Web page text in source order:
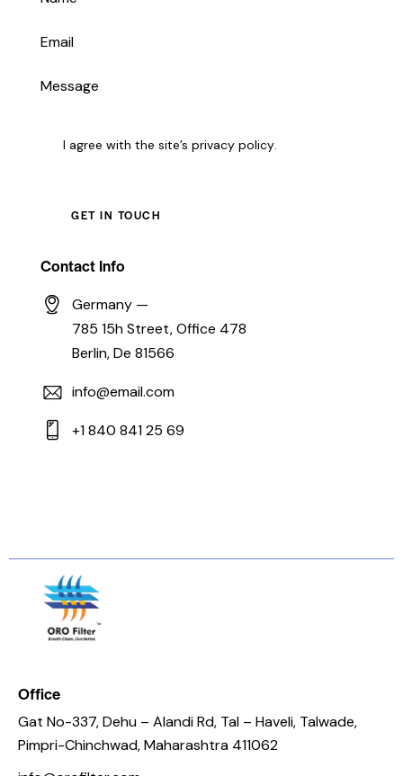
I agree with the site’sprivacy policy.
Contact Info
Germany —
785 15h Street, Office 478
Berlin, De 81566
info@email.com
+1 840 841 25 69
Office
Gat No-337, Dehu – Alandi Rd, Tal – Haveli, Talwade,
Pimpri-Chinchwad, Maharashtra 411062